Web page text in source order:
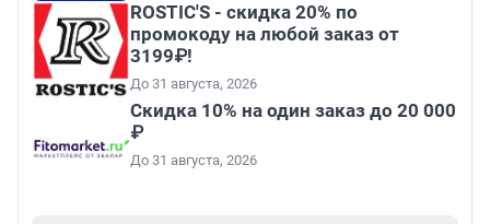
ROSTIC'S - скидка 20% по
промокоду на любой заказ от
3199₽!
До 31 августа, 2026
Скидка 10% на один заказ до 20 000
₽
До 31 августа, 2026